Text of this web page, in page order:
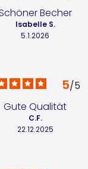
Becher
5.1.2026
Isabelle S.
5/5
Gute Qualität
22.12.2025
C.F.